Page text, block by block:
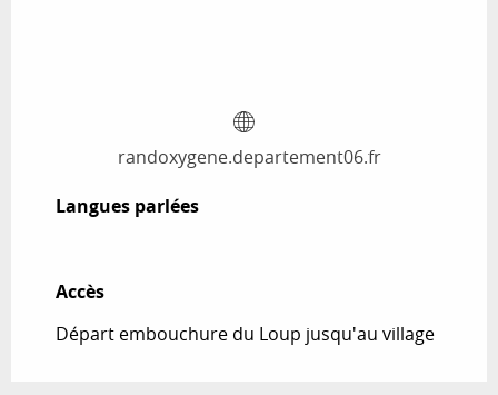
randoxygene.departement06.fr
Langues parlées
Langues parlées
Accès
Accès
Départ embouchure du Loup jusqu'au village